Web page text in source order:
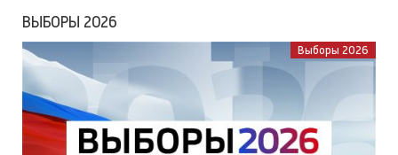
ВЫБОРЫ 2026
Выборы 2026